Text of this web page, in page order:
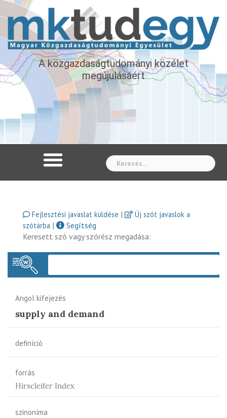
A közgazdaságtudományi közélet
megújulásáért
Fejlesztési javaslat küldése |
Új szót javaslok a
szótárba |
Segítség
Keresett szó vagy szórész megadása:
Angol kifejezés
supply and demand
definíció
forrás
Hirscleifer Index
szinoníma